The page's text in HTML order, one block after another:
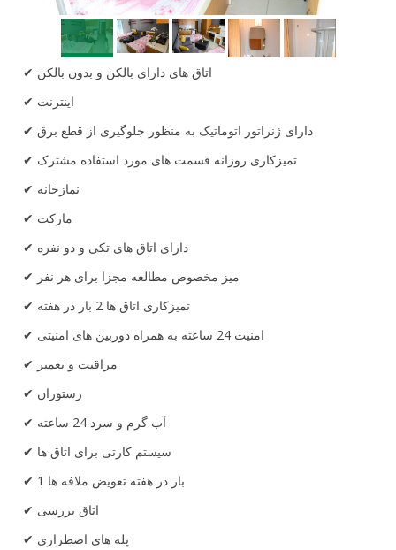
اتاق های دارای بالکن و بدون بالکن
اینترنت
دارای ژنراتور اتوماتیک به منظور جلوگیری از قطع برق
تمیزکاری روزانه قسمت های مورد استفاده مشترک
نمازخانه
مارکت
دارای اتاق های تکی و دو نفره
میز مخصوص مطالعه مجزا برای هر نفر
تمیزکاری اتاق ها 2 بار در هفته
امنیت 24 ساعته به همراه دوربین های امنیتی
مراقبت و تعمیر
رستوران
آب گرم و سرد 24 ساعته
سیستم کارتی برای اتاق ها
1 بار در هفته تعویض ملافه ها
اتاق بررسی
پله های اضطراری